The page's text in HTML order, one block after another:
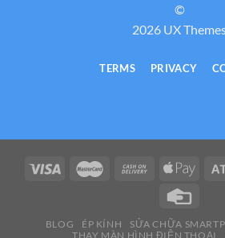
©
2026 UX
TERMS PRIVACY
BLOG ÉP KÍNH SỬA CHỮA
THAY MÀN HÌNH ĐIỆN THOẠI